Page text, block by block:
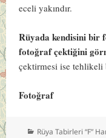
eceli yakındır.
Rüyada kendisini bir
fotoğraf çektiğini
çektirmesi ise tehlikeli
Fotoğraf
Kategoriler
Rüya Tabirleri “F”